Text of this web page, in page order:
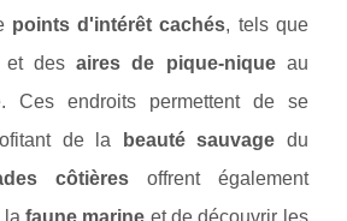
points d'intérêt cachés, tels que
et desaires de pique-niqueau
Ces endroits permettent de se
de la
beauté sauvage du
côtières offrent également
la faune marine et de découvrir les